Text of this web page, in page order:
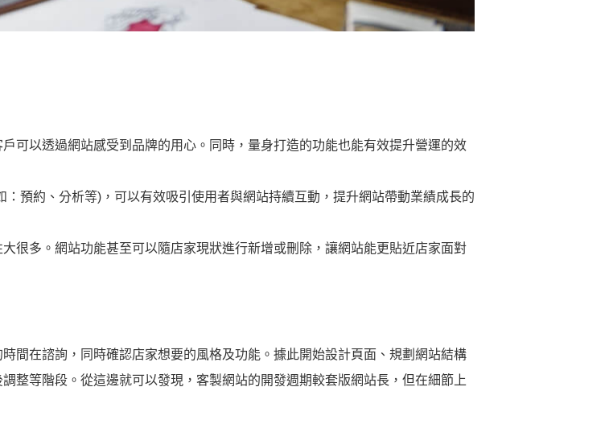
可以透過網站感受到品牌的用心。同時，量身打造的功能也能有效提升營運的效
預約、分析等)，可以有效吸引使用者與網站持續互動，提升網站帶動業績成長的
很多。網站功能甚至可以隨店家現狀進行新增或刪除，讓網站能更貼近店家面對
間在諮詢，同時確認店家想要的風格及功能。據此開始設計頁面、規劃網站結構
整等階段。從這邊就可以發現，客製網站的開發週期較套版網站長，但在細節上